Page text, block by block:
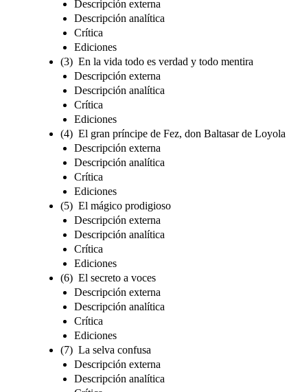
Descripción externa
Descripción analítica
Crítica
Ediciones
(3) En la vida todo es verdad y todo mentira
Descripción externa
Descripción analítica
Crítica
Ediciones
(4) El gran príncipe de Fez, don Baltasar de Loyola
Descripción externa
Descripción analítica
Crítica
Ediciones
(5) El mágico prodigioso
Descripción externa
Descripción analítica
Crítica
Ediciones
(6) El secreto a voces
Descripción externa
Descripción analítica
Crítica
Ediciones
(7) La selva confusa
Descripción externa
Descripción analítica